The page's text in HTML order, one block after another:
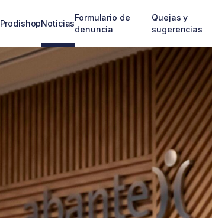
ProdishopNoticias
Formulario de
denuncia
Quejas y
sugerencias